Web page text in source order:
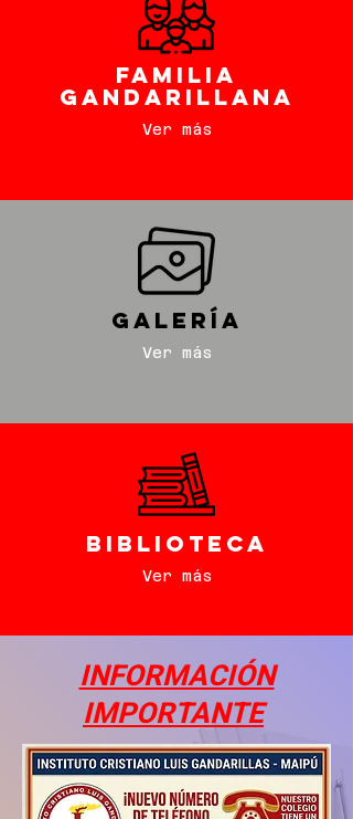
familia
gandarillana
Ver más
galería
Ver más
biblioteca
Ver más
INFORMACIÓN
IMPORTANTE